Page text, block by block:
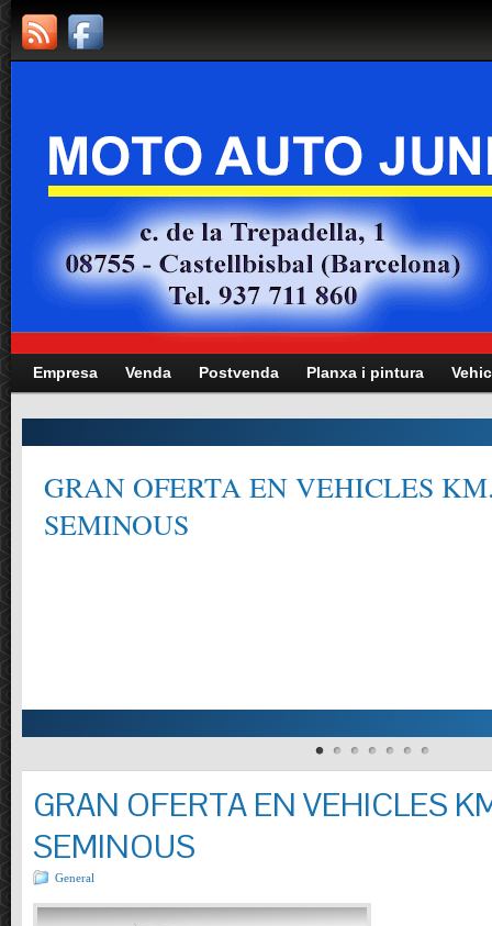
Empresa Venda Postvenda Planxa i pintura
GRAN OFERTA EN VEHICLES
SEMINOUS
GRAN OFERTA EN VEHICLES
SEMINOUS
General